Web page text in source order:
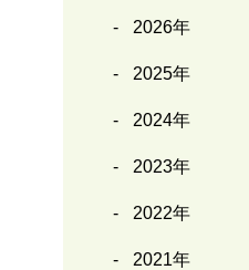
2026年
2025年
2024年
2023年
2022年
2021年